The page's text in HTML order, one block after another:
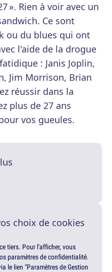
». Rien à voir avec un
Ce sont
ou du blues qui ont
l'aide de la drogue
: Janis Joplin,
Jim Morrison, Brian
réussir dans la
plus de 27 ans
vos gueules.
choix de cookies
tiers. Pour l'afficher, vous
paramètres de confidentialité.
le lien "Paramètres de Gestion